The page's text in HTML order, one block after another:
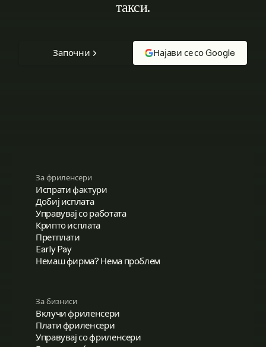
такси.
Започни Најави се со Google
За фриленсери
Испрати фактури
Добиј исплата
Управувај со работата
Крипто исплата
Претплати
Early Pay
Немаш фирма? Нема проблем
За бизниси
Вклучи фриленсери
Плати фриленсери
Управувај со фриленсери